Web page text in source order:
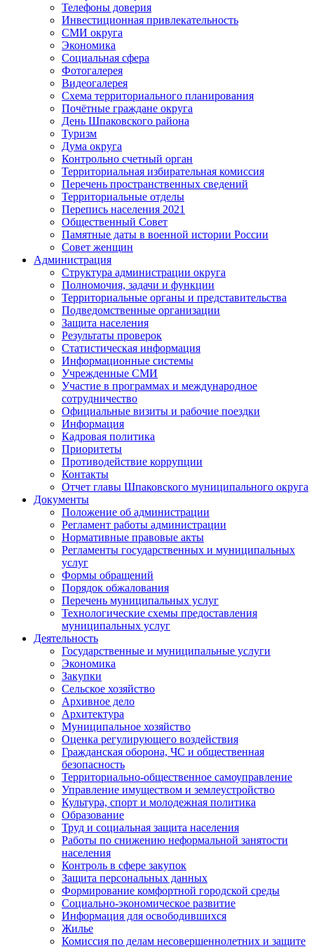
Телефоны доверия
Инвестиционная привлекательность
СМИ округа
Экономика
Социальная сфера
Фотогалерея
Видеогалерея
Схема территориального планирования
Почётные граждане округа
День Шпаковского района
Туризм
Дума округа
Контрольно счетный орган
Территориальная избирательная комиссия
Перечень пространственных сведений
Территориальные отделы
Перепись населения 2021
Общественный Совет
Памятные даты в военной истории России
Совет женщин
Администрация
Структура администрации округа
Полномочия, задачи и функции
Территориальные органы и представительства
Подведомственные организации
Защита населения
Результаты проверок
Статистическая информация
Информационные системы
Учрежденные СМИ
Участие в программах и международное
сотрудничество
Официальные визиты и рабочие поездки
Информация
Кадровая политика
Приоритеты
Противодействие коррупции
Контакты
Отчет главы Шпаковского муниципального округа
Документы
Положение об администрации
Регламент работы администрации
Нормативные правовые акты
Регламенты государственных и муниципальных
услуг
Формы обращений
Порядок обжалования
Перечень муниципальных услуг
Технологические схемы предоставления
муниципальных услуг
Деятельность
Государственные и муниципальные услуги
Экономика
Закупки
Сельское хозяйство
Архивное дело
Архитектура
Муниципальное хозяйство
Оценка регулирующего воздействия
Гражданская оборона, ЧС и общественная
безопасность
Территориально-общественное самоуправление
Управление имуществом и землеустройство
Культура, спорт и молодежная политика
Образование
Труд и социальная защита населения
Работы по снижению неформальной занятости
населения
Контроль в сфере закупок
Защита персональных данных
Формирование комфортной городской среды
Социально-экономическое развитие
Информация для освободившихся
Жилье
Комиссия по делам несовершеннолетних и защите